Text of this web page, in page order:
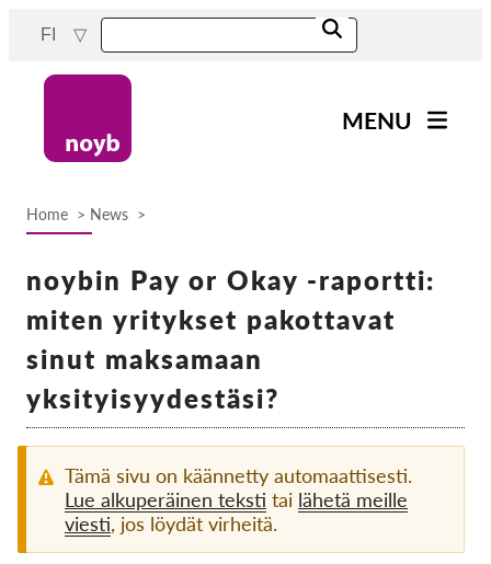
content
FI
MENU
Projektit
Exercise your rights!
Tue meitä!
Jäsenyys
Home News
noybin Pay or Okay -raportti:
miten yritykset pakottavat
sinut maksamaan
yksityisyydestäsi?
Tämä sivu on käännetty automaattisesti.
Lue alkuperäinen teksti tai lähetä meille
viesti, jos löydät virheitä.